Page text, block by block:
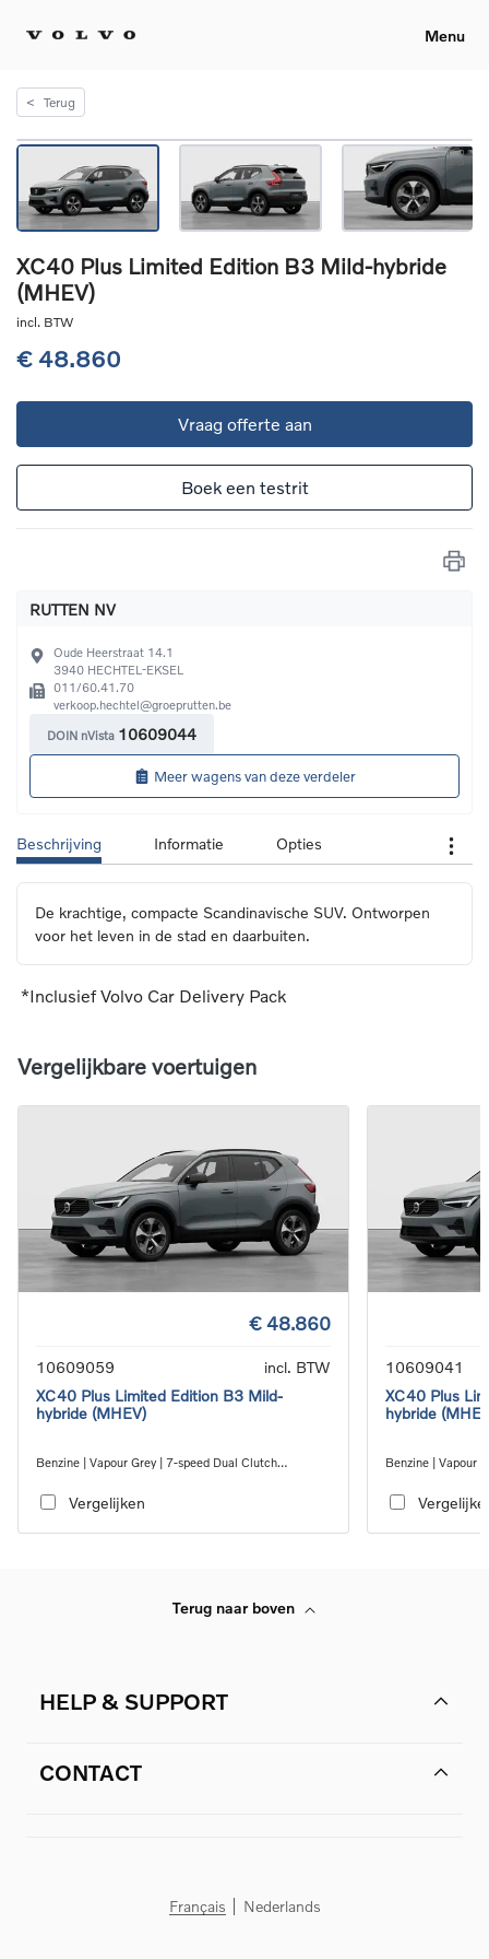
Menu
< Terug
XC40 Plus Limited Edition B3 Mild-hybride
(MHEV)
incl. BTW
€ 48.860
Vraag offerte aan
Boek een testrit
RUTTEN NV
Oude Heerstraat 14.1
3940 HECHTEL-EKSEL
011/60.41.70
verkoop.hechtel@groeprutten.be
DOIN nVista 10609044
Meer wagens van deze verdeler
Beschrijving Informatie Opties
De krachtige, compacte Scandinavische SUV. Ontworpen
voor het leven in de stad en daarbuiten.
*Inclusief Volvo Car Delivery Pack
Vergelijkbare voertuigen
€ 48.860
10609059
incl. BTW
XC40 Plus Limited Edition B3 Mild-
hybride (MHEV)
Benzine | Vapour Grey | 7-speed Dual Clutch
Vergelijken
10609041
XC40 Plus
hybride
Benzine | Vapour
Terug naar boven
HELP & SUPPORT
CONTACT
Français Nederlands